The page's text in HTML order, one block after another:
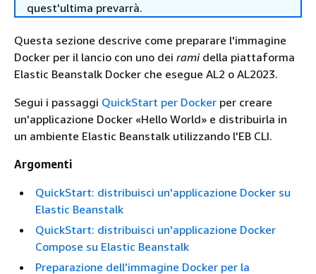
quest'ultima prevarrà.
Questa sezione descrive come preparare l'immagine
Docker per il lancio con uno dei ramidella piattaforma
Elastic Beanstalk Docker che esegue AL2 o AL2023.
Segui i passaggi QuickStart per Docker per creare
un'applicazione Docker «Hello World» e distribuirla in
un ambiente Elastic Beanstalk utilizzando l'EB CLI.
Argomenti
QuickStart: distribuisci un'applicazione Docker su
Elastic Beanstalk
QuickStart: distribuisci un'applicazione Docker
Compose su Elastic Beanstalk
Preparazione dell'immagine Docker per la